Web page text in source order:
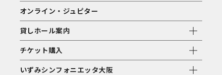
オンライン・ジュピター
貸しホール案内
チケット購入
いずみシンフォニエッタ大阪